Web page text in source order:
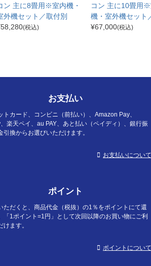
ン 主に8畳用※室内機・
外機セット／取付別
58,280(税込)
コン 主に10畳用
機・室外機セット
¥67,000(税込)
お支払い
トカード、コンビニ（前払い）、Amazon Pay、
楽天ペイ、au PAY、あと払い（ペイディ）、銀行振
引換からお選びいただけます。
お支払いについて
ポイント
ただくと、商品代金（税抜）の1％をポイントにて還
「1ポイント=1円」として次回以降のお買い物にご利
けます。
ポイントについて